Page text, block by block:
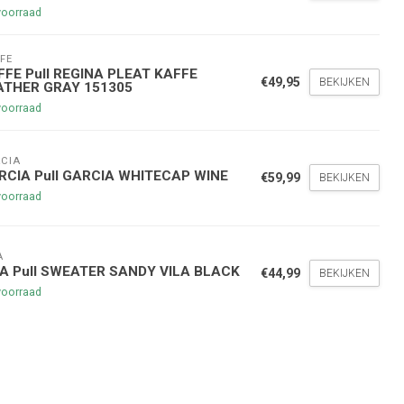
Pull REGINA PLEAT KAFFE
GRAY 151305
€49,95 BEKIJKEN
Pull GARCIA WHITECAP WINE €59,99 BEKIJKEN
Pull SWEATER SANDY VILA BLACK €44,99 BEKIJKEN
bestelling
te blijven over onze
op je volgende aankoop!
van €45,00